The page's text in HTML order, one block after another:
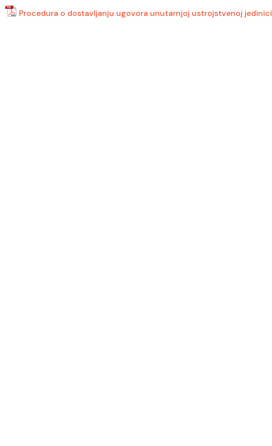
Procedura o dostavljanju ugovora unutarnjoj ustrojstvenoj jedinici